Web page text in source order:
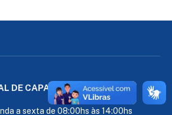
DE CAPANEMA
a sexta de 08:00hs às 14:00hs